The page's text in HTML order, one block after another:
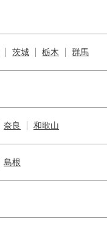
茨城 栃木 群馬
奈良 和歌山
島根